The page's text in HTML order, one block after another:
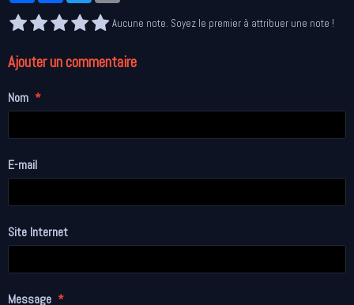
Aucune note. Soyez le premier à attribuer une note !
Ajouter un commentaire
Nom
E-mail
Site Internet
Message